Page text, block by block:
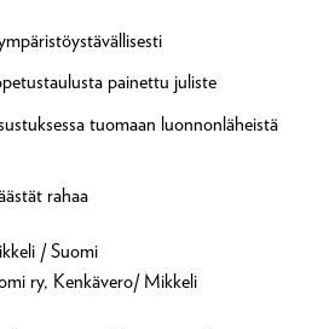
painettu juliste
tuomaan luonnonläheistä
rahaa
/ Suomi
ry, Kenkävero/ Mikkeli